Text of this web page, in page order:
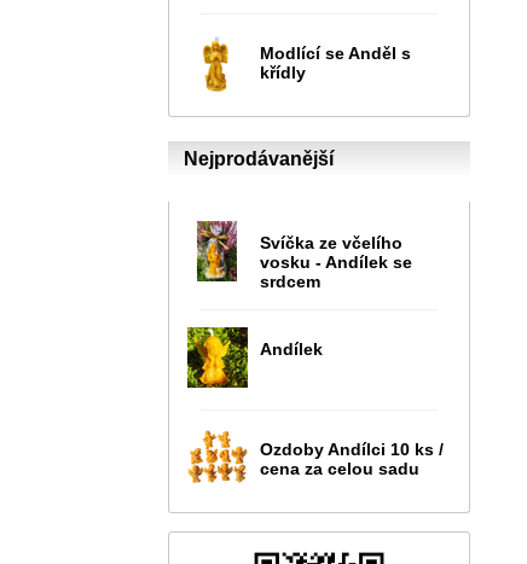
Modlící se Anděl s
křídly
Nejprodávanější
Svíčka ze včelího
vosku - Andílek se
srdcem
Andílek
Ozdoby Andílci 10 ks /
cena za celou sadu